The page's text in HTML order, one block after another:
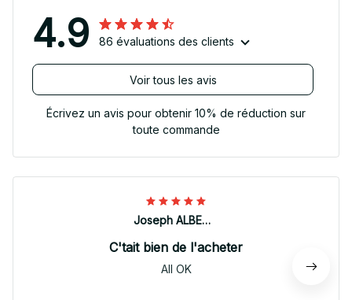
4.9 86 évaluations des clients
Voir tous les avis
Écrivez un avis pour obtenir 10% de réduction sur
toute commande
Joseph ALBERTINI
C'tait bien de l'acheter
All OK